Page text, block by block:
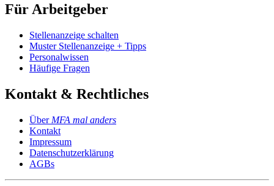
Für Arbeitgeber
Stellenanzeige schalten
Muster Stellenanzeige + Tipps
Personalwissen
Häufige Fragen
Kontakt & Rechtliches
Über MFA mal anders
Kontakt
Impressum
Datenschutzerklärung
AGBs